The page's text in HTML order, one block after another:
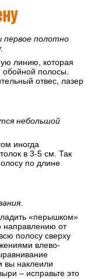
полотно
линию, которая
обойной полосы.
отвес, лазер
небольшой
иногда
в 3-5 см. Так
по длине
«перышком»
направлению от
полосу сверху
влево-
вы наклеили
– исправьте это